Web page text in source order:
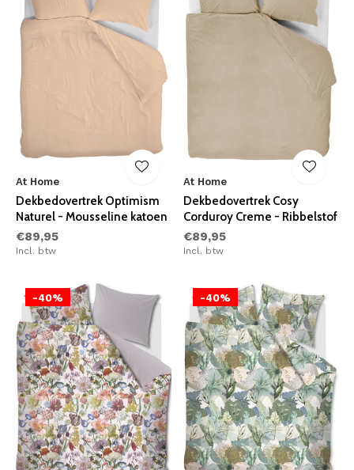
At Home
Dekbedovertrek Optimism
Naturel - Mousseline katoen
€89,95
Incl. btw
At Home
Dekbedovertrek Cosy
Corduroy Creme - Ribbelstof
€89,95
Incl. btw
-40% -40%